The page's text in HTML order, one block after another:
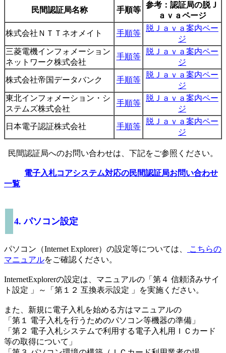
民間認証局名称 手順等
参考：認証局の脱Ｊ
ａｖａページ
株式会社ＮＴＴネオメイト 手順等
脱Ｊａｖａ案内ペー
ジ
三菱電機インフォメーション
ネットワーク株式会社
手順等
脱Ｊａｖａ案内ペー
ジ
株式会社帝国データバンク 手順等
脱Ｊａｖａ案内ペー
ジ
東北インフォメーション・シ
ステムズ株式会社
手順等
脱Ｊａｖａ案内ペー
ジ
日本電子認証株式会社 手順等
脱Ｊａｖａ案内ペー
ジ
民間認証局へのお問い合わせは、下記をご参照ください。
電子入札コアシステム対応の民間認証局お問い合わせ
一覧
4. パソコン設定
パソコン（Internet Explorer）の設定等については、
こちらの
マニュアルをご確認ください。
InternetExplorerの設定は、マニュアルの「第４ 信頼済みサイ
ト設定 」～「第１２ 互換表示設定 」を実施ください。
また、新規に電子入札を始める方はマニュアルの
「第１ 電子入札を行うためのパソコン等機器の準備」
「第２ 電子入札システムで利用する電子入札用ＩＣカード
等の取得について」